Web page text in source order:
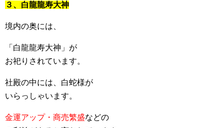
３、白龍龍寿大神
境内の奥には、
「白龍龍寿大神」が
お祀りされています。
社殿の中には、白蛇様が
いらっしゃいます。
金運アップ・商売繁盛などの